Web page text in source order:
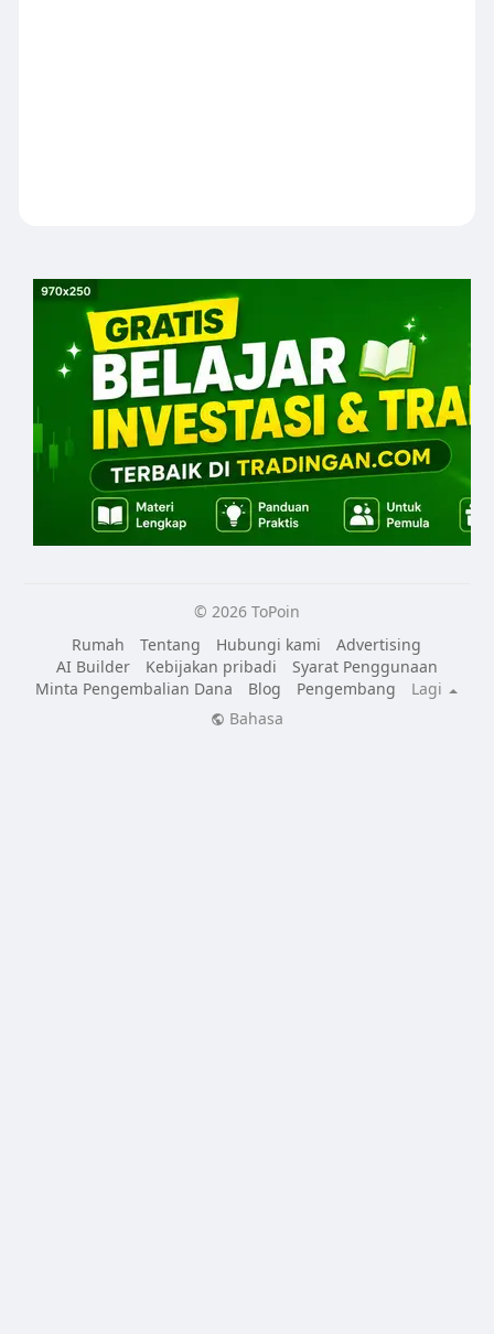
© 2026 ToPoin
Rumah
Tentang Hubungi kami
Advertising
AI Builder
Kebijakan pribadi
Syarat Penggunaan
Minta Pengembalian Dana
Blog Pengembang
Lagi
Bahasa